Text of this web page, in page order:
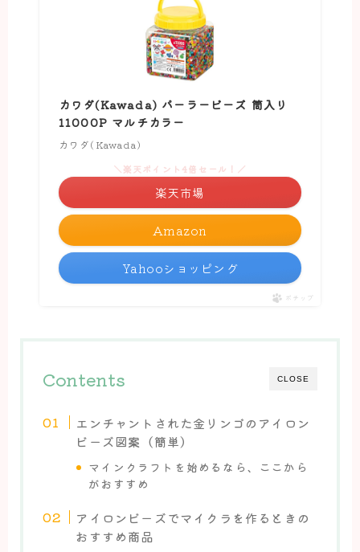
カワダ(Kawada) パーラービーズ 筒入り
11000P マルチカラー
カワダ(Kawada)
Amazon
＼楽天ポイント4倍セール！／
楽天市場
Yahooショッピング
ポチップ
CLOSE
Contents
エンチャントされた金リンゴのアイロン
ビーズ図案（簡単）
マインクラフトを始めるなら、ここから
がおすすめ
アイロンビーズでマイクラを作るときの
おすすめ商品